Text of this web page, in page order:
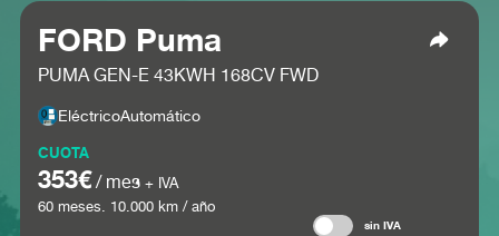
FORD Puma
PUMA GEN-E 43KWH 168CV FWD
EléctricoAutomático
CUOTA
353€/ mes + IVA
60meses. 10.000km / año
sin IVA